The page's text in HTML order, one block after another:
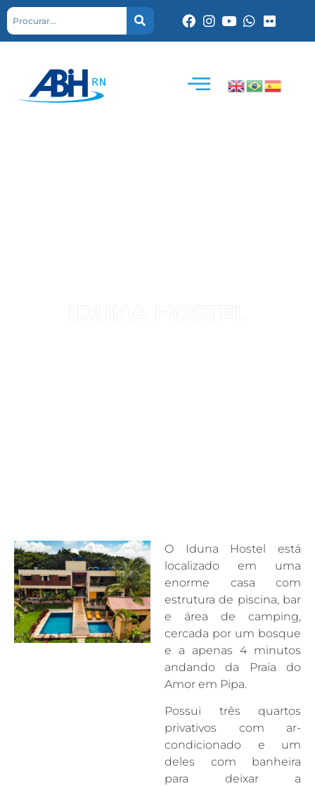
O Iduna Hostel está
localizado em uma
enorme casa com
estrutura de piscina, bar
e área de camping,
cercada por um bosque
e a apenas 4 minutos
andando da Praia do
Amor em Pipa.
Possui três quartos
privativos com ar-
condicionado e um
deles com banheira
para deixar a